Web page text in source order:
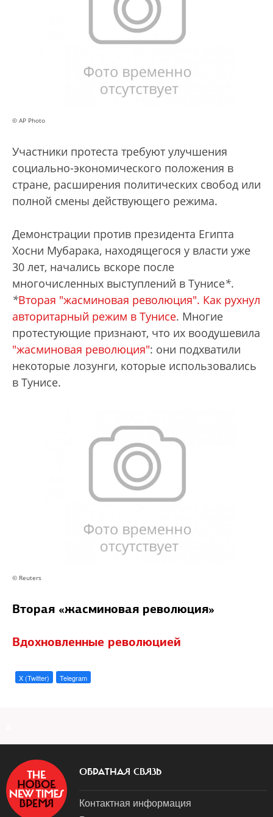
© AP Photo
Участники протеста требуют улучшения
социально-экономического положения в
стране, расширения политических свобод или
полной смены действующего режима.
Демонстрации против президента Египта
Хосни Мубарака, находящегося у власти уже
30 лет, начались вскоре после
многочисленных выступлений в Тунисе*.
*Вторая "жасминовая революция". Как рухнул
авторитарный режим в Тунисе. Многие
протестующие признают, что их воодушевила
"жасминовая революция": они подхватили
некоторые лозунги, которые использовались
в Тунисе.
© Reuters
Вторая «жасминовая революция»
Вдохновленные революцией
X (Twitter) Telegram
ОБРАТНАЯ СВЯЗЬ
Контактная информация